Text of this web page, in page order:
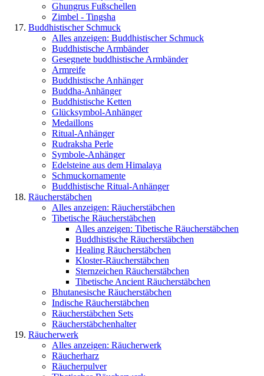
Ghungrus Fußschellen
Zimbel - Tingsha
Buddhistischer Schmuck
Alles anzeigen: Buddhistischer Schmuck
Buddhistische Armbänder
Gesegnete buddhistische Armbänder
Armreife
Buddhistische Anhänger
Buddha-Anhänger
Buddhistische Ketten
Glücksymbol-Anhänger
Medaillons
Ritual-Anhänger
Rudraksha Perle
Symbole-Anhänger
Edelsteine aus dem Himalaya
Schmuckornamente
Buddhistische Ritual-Anhänger
Räucherstäbchen
Alles anzeigen: Räucherstäbchen
Tibetische Räucherstäbchen
Alles anzeigen: Tibetische Räucherstäbchen
Buddhistische Räucherstäbchen
Healing Räucherstäbchen
Kloster-Räucherstäbchen
Sternzeichen Räucherstäbchen
Tibetische Ancient Räucherstäbchen
Bhutanesische Räucherstäbchen
Indische Räucherstäbchen
Räucherstäbchen Sets
Räucherstäbchenhalter
Räucherwerk
Alles anzeigen: Räucherwerk
Räucherharz
Räucherpulver